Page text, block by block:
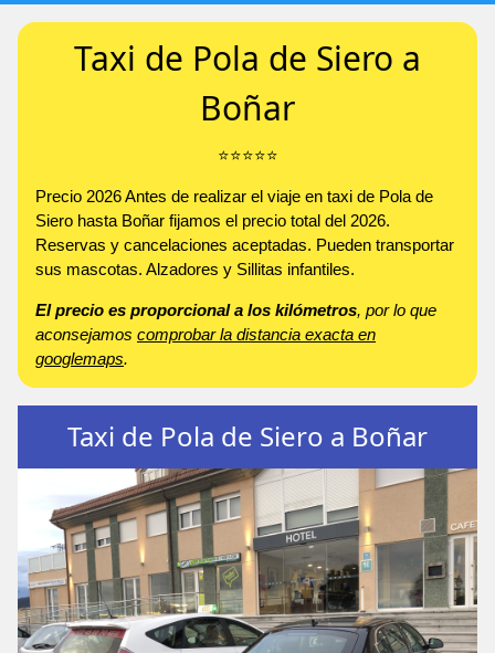
Taxi de Pola de Siero a
Boñar
⭐️⭐️⭐️⭐️⭐️
Precio 2026 Antes de realizar el viaje en taxi de Pola de
Siero hasta Boñar fijamos el precio total del 2026.
Reservas y cancelaciones aceptadas. Pueden transportar
sus mascotas. Alzadores y Sillitas infantiles.
El precio es proporcional a los kilómetros, por lo que
aconsejamos comprobar la distancia exacta en
googlemaps.
Taxi de Pola de Siero a Boñar